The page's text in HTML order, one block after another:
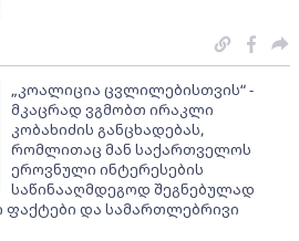
„კოალიცია ცვლილებისთვის“ -
მკაცრად ვგმობთ ირაკლი
კობახიძის განცხადებას,
რომლითაც მან საქართველოს
ეროვნული ინტერესების
საწინააღმდეგოდ შეგნებულად
და სამართლებრივი